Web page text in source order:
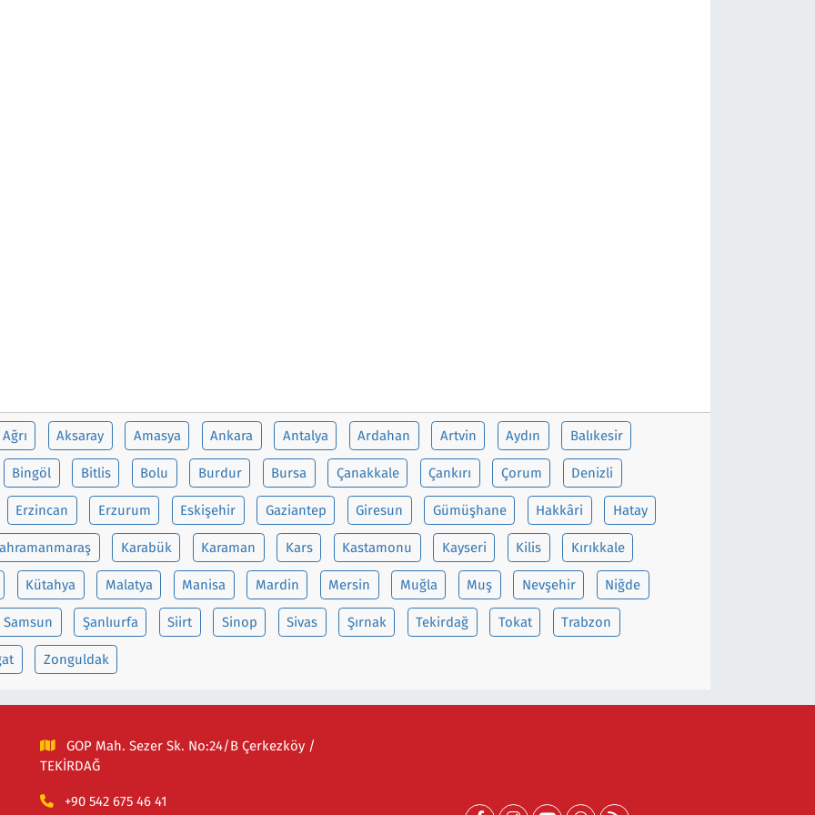
Ağrı Aksaray Amasya Ankara Antalya Ardahan Artvin Aydın Balıkesir
Bingöl Bitlis Bolu Burdur Bursa Çanakkale Çankırı Çorum Denizli
Erzincan Erzurum Eskişehir Gaziantep Giresun Gümüşhane Hakkâri Hatay
Karabük Karaman Kars Kastamonu Kayseri Kilis Kırıkkale
Kütahya Malatya Manisa Mardin Mersin Muğla Muş Nevşehir Niğde
Samsun Şanlıurfa Siirt Sinop Sivas Şırnak Tekirdağ Tokat Trabzon
Zonguldak
GOP Mah. Sezer Sk. No:24/B Çerkezköy /
TEKİRDAĞ
+90 542 675 46 41